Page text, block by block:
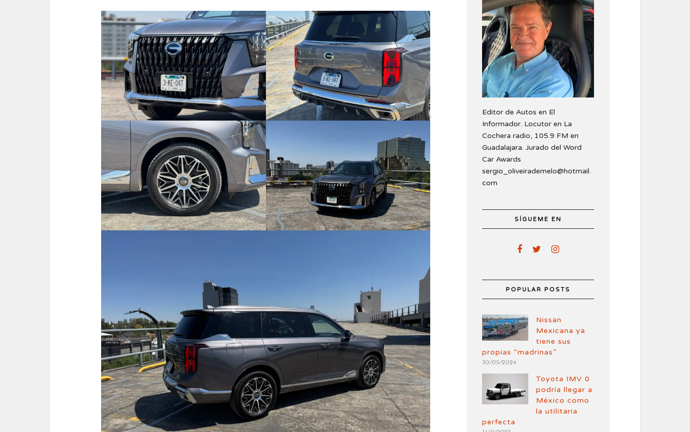
Editor de Autos en El
Informador. Locutor en La
Cochera radio, 105.9 FM en
Guadalajara. Jurado del Word
Car Awards
sergio_oliveirademelo@hotmail.
com
SÍGUEME EN
POPULAR POSTS
Nissan
Mexicana ya
tiene sus
propias “madrinas”
30/05/2024
Toyota IMV 0
podría llegar a
México como
la utilitaria
perfecta